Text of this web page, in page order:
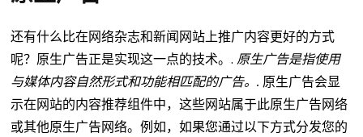
还有什么比在网络杂志和新闻网站上推广内容更好的方式
呢？原生广告正是实现这一点的技术。. 原生广告是指使用
与媒体内容自然形式和功能相匹配的广告。. 原生广告会显
示在网站的内容推荐组件中，这些网站属于此原生广告网络
或其他原生广告网络。例如，如果您通过以下方式分发您的